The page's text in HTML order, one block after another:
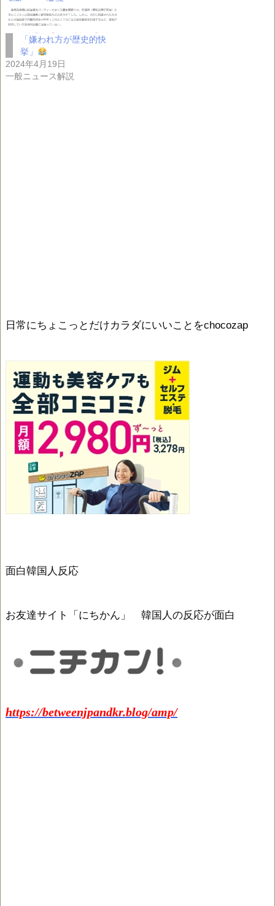
「嫌われ方が歴史的快
挙」
2024年4月19日
一般ニュース解説
日常にちょこっとだけカラダにいいことをchocozap
面白韓国人反応
お友達サイト「にちかん」 韓国人の反応が面白
https://betweenjpandkr.blog/amp/